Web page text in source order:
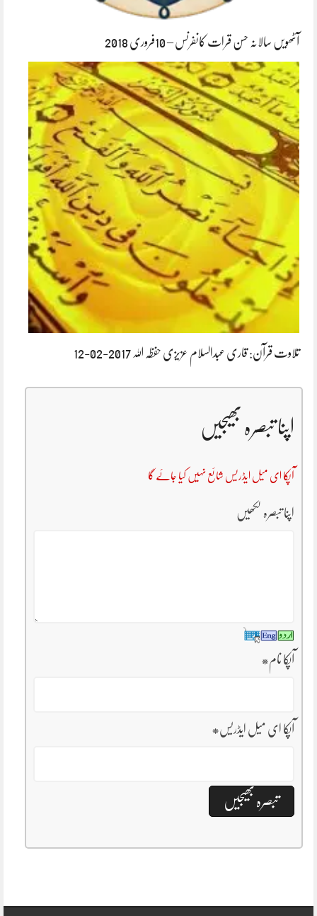
آٹھویں سالانہ حسن قرات کانفرنس – 10فروری 2018
تلاوت قرآن: قاری عبدالسلام عزیزی حفظہ اللہ 2017-02-12
اپنا تبصرہ بھیجیں
آپکا ای میل ایڈریس شائع نہیں کیا جائے گا
اپنا تبصرہ لکھیں
آپکا نام*
آپکا ای میل ایڈریس*